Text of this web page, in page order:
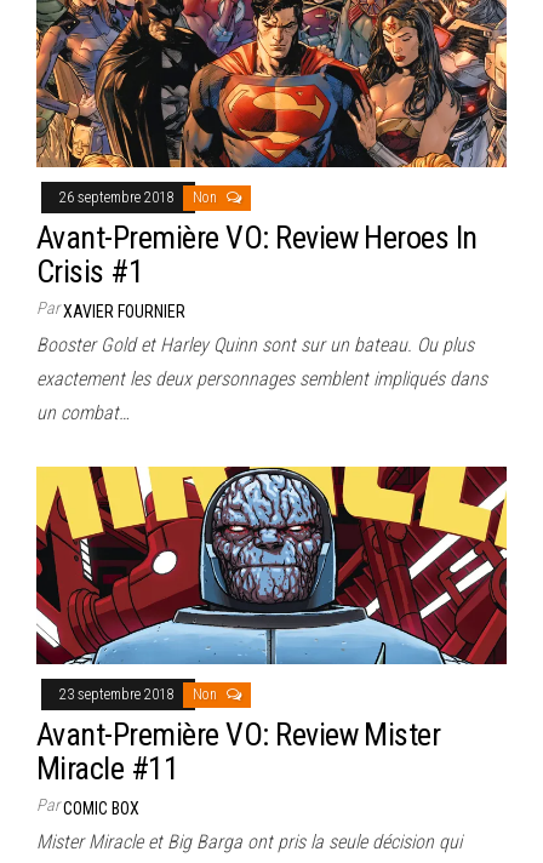
26 septembre 2018 Non
Avant-Première VO: Review Heroes In
Crisis #1
ParXAVIER FOURNIER
Booster Gold et Harley Quinn sont sur un bateau. Ou plus
exactement les deux personnages semblent impliqués dans
un combat…
23 septembre 2018 Non
Avant-Première VO: Review Mister
Miracle #11
ParCOMIC BOX
Mister Miracle et Big Barga ont pris la seule décision qui